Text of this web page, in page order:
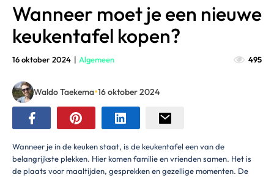
Wanneer moet je een nieuwe
keukentafel kopen?
16 oktober 2024 | Algemeen 495
Waldo Taekema•16 oktober 2024
Wanneer je in de keuken staat, is de keukentafel een van de
belangrijkste plekken. Hier komen familie en vrienden samen. Het is
de plaats voor maaltijden, gesprekken en gezellige momenten. De